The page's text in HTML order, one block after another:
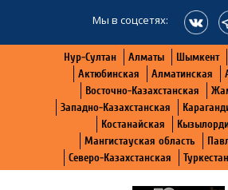
Мы в соцсетях:
Нур-Султан Алматы Шымкент
Актюбинская
Алматинская
Восточно-Казахстанская
Западно-Казахстанская
Костанайская
Мангистауская область
Северо-Казахстанская